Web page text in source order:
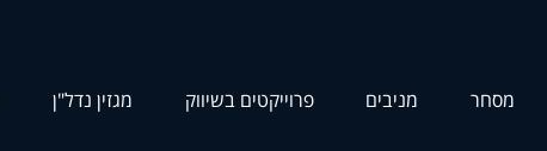
מסחר מניבים פרוייקטים בשיווק מגזין נדל"ן